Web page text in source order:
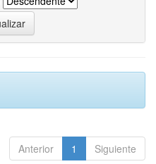
Anterior 1 Siguiente